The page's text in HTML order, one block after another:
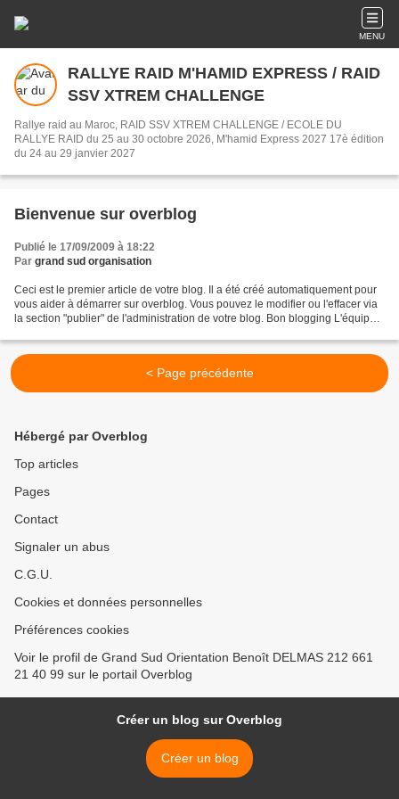
MENU
RALLYE RAID M'HAMID EXPRESS / RAID
SSV XTREM CHALLENGE
Rallye raid au Maroc, RAID SSV XTREM CHALLENGE / ECOLE DU
RALLYE RAID du 25 au 30 octobre 2026, M'hamid Express 2027 17è édition
du 24 au 29 janvier 2027
Bienvenue sur overblog
Publié le 17/09/2009 à 18:22
Par grand sud organisation
Ceci est le premier article de votre blog. Il a été créé automatiquement pour
vous aider à démarrer sur overblog. Vous pouvez le modifier ou l'effacer via
la section "publier" de l'administration de votre blog. Bon blogging L'équipe
< Page précédente
Hébergé par Overblog
Top articles
Pages
Contact
Signaler un abus
C.G.U.
Cookies et données personnelles
Préférences cookies
Voir le profil de Grand Sud Orientation Benoît DELMAS 212 661
21 40 99 sur le portail Overblog
Créer un blog sur Overblog
Créer un blog